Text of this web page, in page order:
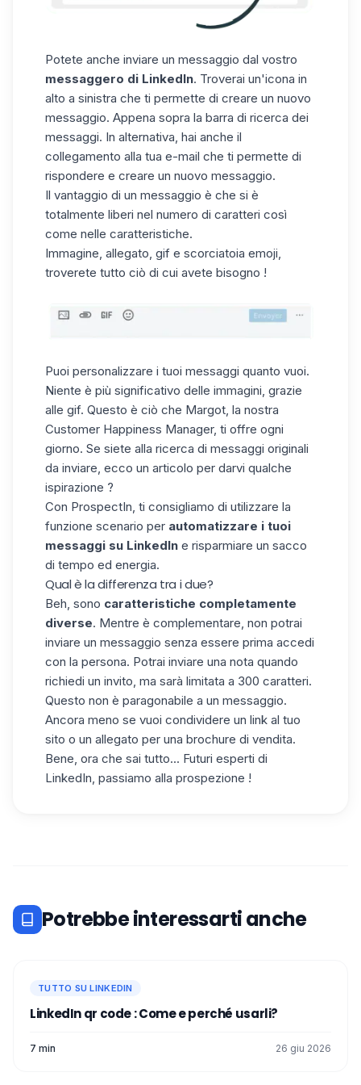
Potete anche inviare un messaggio dal vostro
messaggero di LinkedIn. Troverai un'icona in
alto a sinistra che ti permette di creare un nuovo
messaggio. Appena sopra la barra di ricerca dei
messaggi. In alternativa, hai anche il
collegamento alla tua e-mail che ti permette di
rispondere e creare un nuovo messaggio.
Il vantaggio di un messaggio è che si è
totalmente liberi nel numero di caratteri così
come nelle caratteristiche.
Immagine, allegato, gif e scorciatoia emoji,
troverete tutto ciò di cui avete bisogno !
Puoi personalizzare i tuoi messaggi quanto vuoi.
Niente è più significativo delle immagini, grazie
alle gif. Questo è ciò che Margot, la nostra
Customer Happiness Manager, ti offre ogni
giorno. Se siete alla ricerca di messaggi originali
da inviare, ecco un articolo per darvi qualche
ispirazione ?
Con ProspectIn, ti consigliamo di utilizzare la
funzione scenario per automatizzare i tuoi
messaggi su LinkedIn e risparmiare un sacco
di tempo ed energia.
Qual è la differenza tra i due?
Beh, sono caratteristiche completamente
diverse. Mentre è complementare, non potrai
inviare un messaggio senza essere prima accedi
con la persona. Potrai inviare una nota quando
richiedi un invito, ma sarà limitata a 300 caratteri.
Questo non è paragonabile a un messaggio.
Ancora meno se vuoi condividere un link al tuo
sito o un allegato per una brochure di vendita.
Bene, ora che sai tutto... Futuri esperti di
LinkedIn, passiamo alla prospezione !
Potrebbe interessarti anche
TUTTO SU LINKEDIN
LinkedIn qr code : Come e perché usarli?
7 min 26 giu 2026